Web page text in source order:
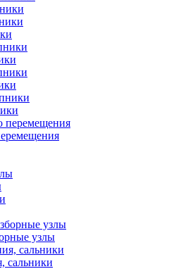
узлы
сальники